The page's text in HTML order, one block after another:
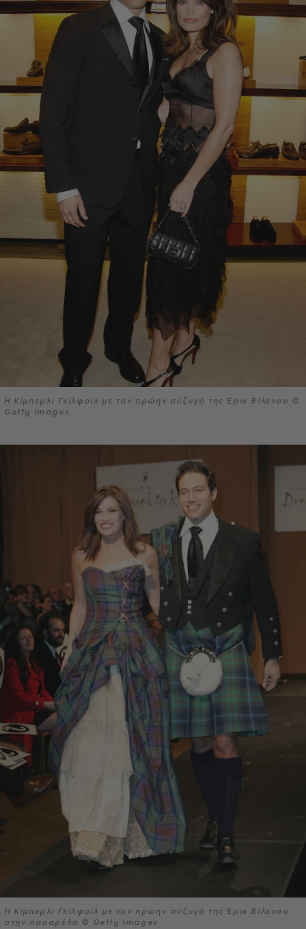
Η Κίμπερλι Γκίλφοϊλ με τον πρώην σύζυγό της Έρικ Βίλενσυ ©
Getty Images
Η Κίμπερλι Γκίλφοϊλ με τον πρώην σύζυγό της Έρικ Βίλενσυ
στην πασαρέλα © Getty Images